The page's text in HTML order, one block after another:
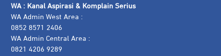
WA : Kanal Aspirasi & Komplain Serius
WA Admin West Area :
0852 8571 2406
WA Admin Central Area :
0821 4206 9289